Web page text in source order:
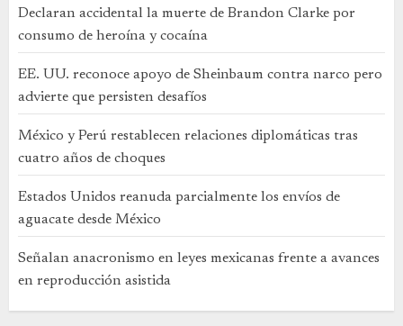
Declaran accidental la muerte de Brandon Clarke por
consumo de heroína y cocaína
EE. UU. reconoce apoyo de Sheinbaum contra narco pero
advierte que persisten desafíos
México y Perú restablecen relaciones diplomáticas tras
cuatro años de choques
Estados Unidos reanuda parcialmente los envíos de
aguacate desde México
Señalan anacronismo en leyes mexicanas frente a avances
en reproducción asistida